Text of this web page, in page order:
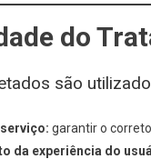
do
são
garantir o
da experiência do